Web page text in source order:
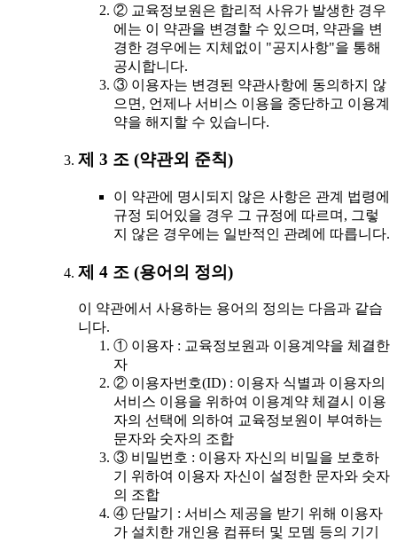
② 교육정보원은 합리적 사유가 발생한 경우
에는 이 약관을 변경할 수 있으며, 약관을 변
경한 경우에는 지체없이 "공지사항"을 통해
공시합니다.
③ 이용자는 변경된 약관사항에 동의하지 않
으면, 언제나 서비스 이용을 중단하고 이용계
약을 해지할 수 있습니다.
제 3 조 (약관외 준칙)
이 약관에 명시되지 않은 사항은 관계 법령에
규정 되어있을 경우 그 규정에 따르며, 그렇
지 않은 경우에는 일반적인 관례에 따릅니다.
제 4 조 (용어의 정의)
이 약관에서 사용하는 용어의 정의는 다음과 같습
니다.
① 이용자 : 교육정보원과 이용계약을 체결한
자
② 이용자번호(ID) : 이용자 식별과 이용자의
서비스 이용을 위하여 이용계약 체결시 이용
자의 선택에 의하여 교육정보원이 부여하는
문자와 숫자의 조합
③ 비밀번호 : 이용자 자신의 비밀을 보호하
기 위하여 이용자 자신이 설정한 문자와 숫자
의 조합
④ 단말기 : 서비스 제공을 받기 위해 이용자
가 설치한 개인용 컴퓨터 및 모뎀 등의 기기